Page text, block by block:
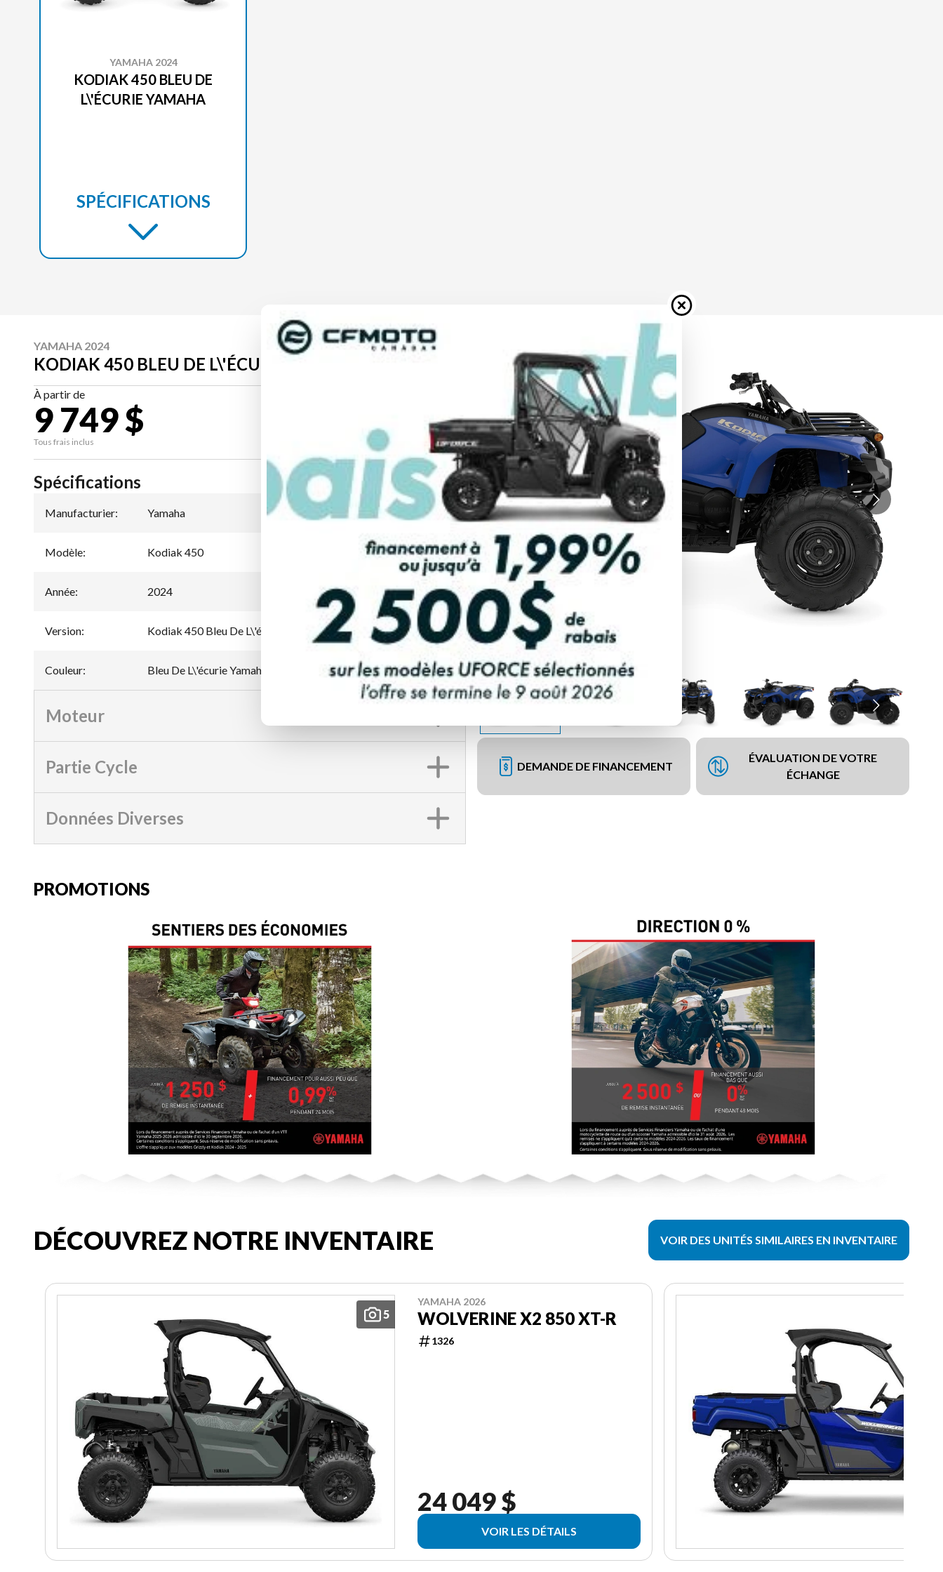
YAMAHA 2024
KODIAK 450 BLEU DE
L\'ÉCURIE YAMAHA
SPÉCIFICATIONS
YAMAHA 2024
KODIAK 450 BLEU DE L\'ÉCURIE YAMAHA
À partir de
9 749 $
Tous frais inclus
CALCULATRICE DE PAIEMENT
DEMANDE DE FINANCEMENT
ÉVALUATION DE VOTRE
ÉCHANGE
Spécifications
Manufacturier: Yamaha
Modèle: Kodiak 450
Année: 2024
Version: Kodiak 450 Bleu De L\'écurie Yamaha
Couleur: Bleu De L\'écurie Yamaha
Moteur
Partie Cycle
Données Diverses
PROMOTIONS
DÉCOUVREZ NOTRE INVENTAIRE VOIR DES UNITÉS SIMILAIRES EN INVENTAIRE
5
YAMAHA 2026
WOLVERINE X2 850 XT-R
1326
24 049 $
VOIR LES DÉTAILS